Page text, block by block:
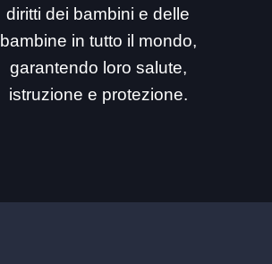
diritti dei bambini e delle
bambine in tutto il mondo,
garantendo loro salute,
istruzione e protezione.